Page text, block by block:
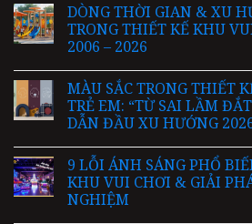
DÒNG THỜI GIAN & XU
TRONG THIẾT KẾ KHU
2006 – 2026
MÀU SẮC TRONG THIẾT
TRẺ EM: “TỪ SAI LẦM
DẪN ĐẦU XU HƯỚNG
9 LỖI ÁNH SÁNG PHỔ
KHU VUI CHƠI & GIẢI
NGHIỆM